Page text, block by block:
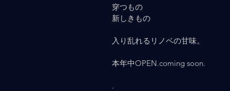
穿つもの
新しきもの
入り乱れるリノベの甘味。
本年中OPEN.coming soon.
.